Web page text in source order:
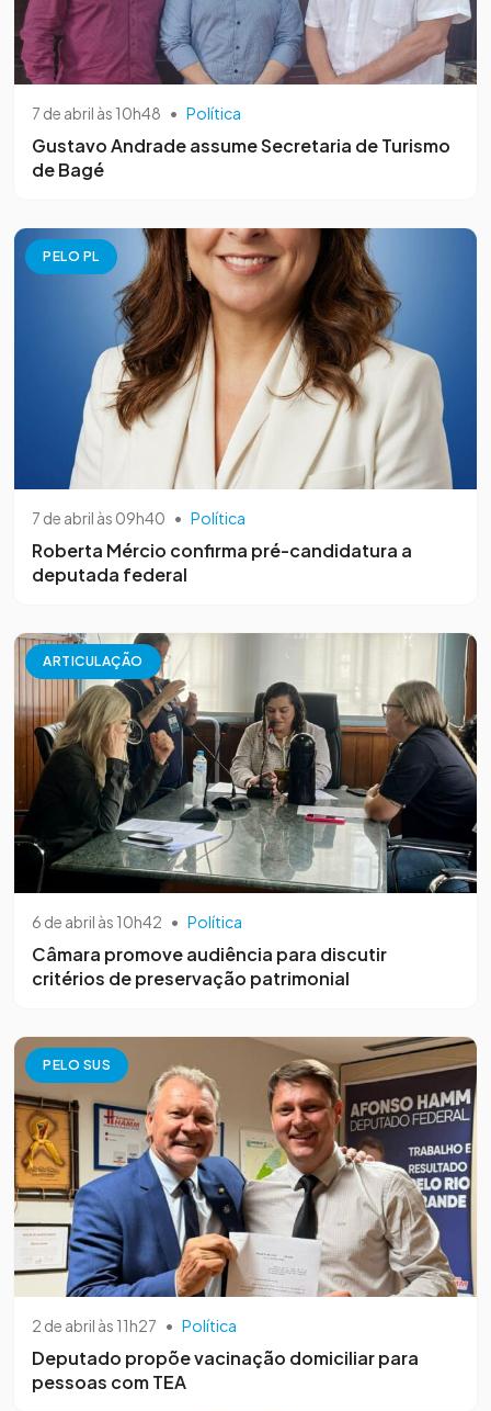
7 de abril às 10h48 • Política
Gustavo Andrade assume Secretaria de Turismo
de Bagé
PELO PL
7 de abril às 09h40 • Política
Roberta Mércio confirma pré-candidatura a
deputada federal
ARTICULAÇÃO
6 de abril às 10h42 • Política
Câmara promove audiência para discutir
critérios de preservação patrimonial
PELO SUS
2 de abril às 11h27 • Política
Deputado propõe vacinação domiciliar para
pessoas com TEA